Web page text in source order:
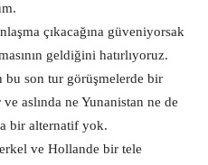
çıkacağına güveniyorsak
geldiğini hatırlıyoruz.
bu son tur görüşmelerde bir
aslında ne Yunanistan ne de
bir alternatif yok.
ve Hollande bir tele